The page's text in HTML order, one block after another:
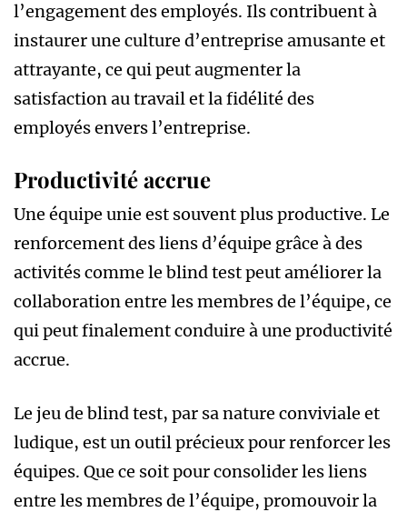
l’engagement des employés. Ils contribuent à
instaurer une culture d’entreprise amusante et
attrayante, ce qui peut augmenter la
satisfaction au travail et la fidélité des
employés envers l’entreprise.
Productivité accrue
Une équipe unie est souvent plus productive. Le
renforcement des liens d’équipe grâce à des
activités comme le blind test peut améliorer la
collaboration entre les membres de l’équipe, ce
qui peut finalement conduire à une productivité
accrue.
Le jeu de blind test, par sa nature conviviale et
ludique, est un outil précieux pour renforcer les
équipes. Que ce soit pour consolider les liens
entre les membres de l’équipe, promouvoir la